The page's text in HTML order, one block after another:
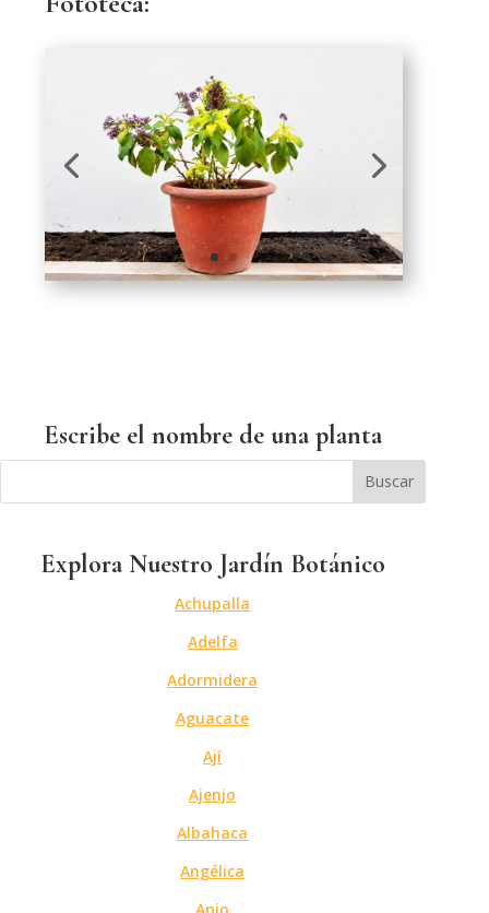
Escribe el nombre de una planta
Explora Nuestro Jardín Botánico
Achupalla
Adelfa
Adormidera
Aguacate
Ají
Ajenjo
Albahaca
Angélica